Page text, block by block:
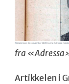
fra
Artikkelen i